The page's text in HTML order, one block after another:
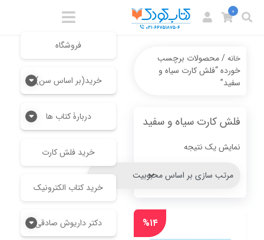
فروشگاه
خرید(بر اساس سن)
دربارۀ کتاب ها
خرید فلش کارت
خرید کتاب الکترونیک
دکتر داریوش صادقی
0
خانه/ محصولات برچسب
خورده “فلش کارت سیاه و
سفید”
فلش کارت سیاه و سفید
نمایش یک نتیجه
%۱۴